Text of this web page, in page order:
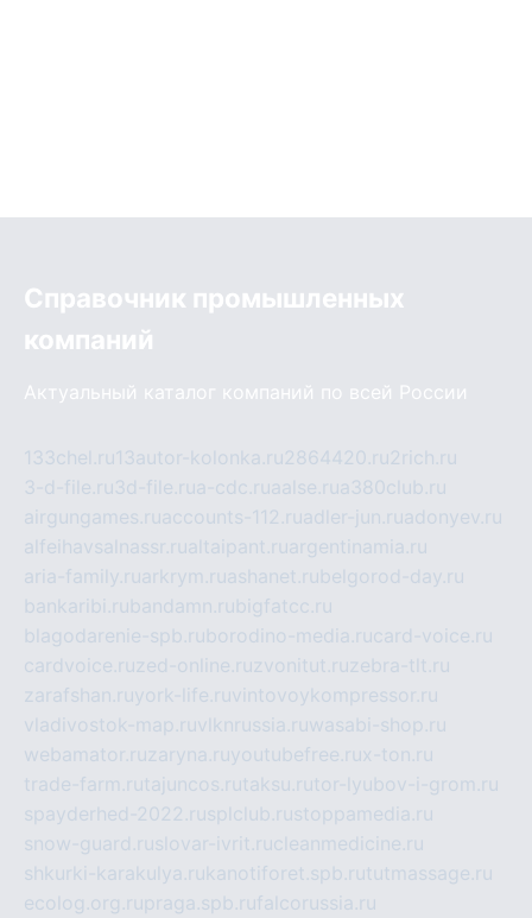
Справочник промышленных
компаний
Актуальный каталог компаний по всей России
133chel.ru13autor-kolonka.ru2864420.ru2rich.ru
3-d-file.ru3d-file.rua-cdc.ruaalse.rua380club.ru
airgungames.ruaccounts-112.ruadler-jun.ruadonyev.ru
alfeihavsalnassr.rualtaipant.ruargentinamia.ru
aria-family.ruarkrym.ruashanet.rubelgorod-day.ru
bankaribi.rubandamn.rubigfatcc.ru
blagodarenie-spb.ruborodino-media.rucard-voice.ru
cardvoice.ruzed-online.ruzvonitut.ruzebra-tlt.ru
zarafshan.ruyork-life.ruvintovoykompressor.ru
vladivostok-map.ruvlknrussia.ruwasabi-shop.ru
webamator.ruzaryna.ruyoutubefree.rux-ton.ru
trade-farm.rutajuncos.rutaksu.rutor-lyubov-i-grom.ru
spayderhed-2022.rusplclub.rustoppamedia.ru
snow-guard.ruslovar-ivrit.rucleanmedicine.ru
shkurki-karakulya.rukanotiforet.spb.rututmassage.ru
ecolog.org.rupraga.spb.rufalcorussia.ru